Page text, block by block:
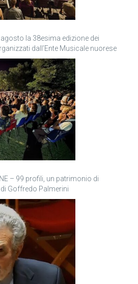
la 38esima edizione dei
dall’Ente Musicale nuorese
– 99 profili, un patrimonio di
Goffredo Palmerini